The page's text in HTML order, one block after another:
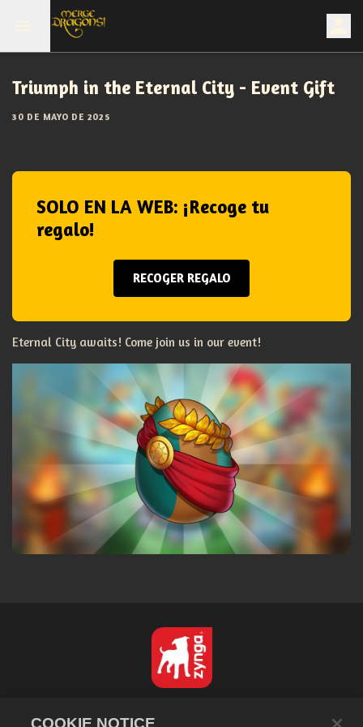
Triumph in the Eternal City - Event Gift
30 DE MAYO DE 2025
SOLO EN LA WEB: ¡Recoge tu
regalo!
RECOGER REGALO
Eternal City awaits! Come join us in our event!
COOKIE NOTICE